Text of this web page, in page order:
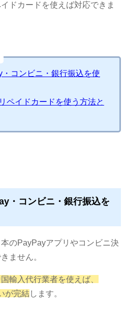
ドカードを使えば対応できま
コンビニ・銀行振込を使
ペイドカードを使う方法と
・コンビニ・銀行振込を
のPayPayアプリやコンビニ決
ません。
輸入代行業者を使えば、
が完結 します。